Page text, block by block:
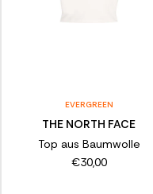
EVERGREEN
THE NORTH FACE
Top aus Baumwolle
€30,00